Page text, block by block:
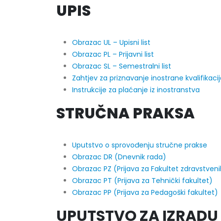
UPIS
Obrazac UL – Upisni list
Obrazac PL – Prijavni list
Obrazac SL – Semestralni list
Zahtjev za priznavanje inostrane
Instrukcije za plaćanje iz inostranstva
STRUČNA PRAKSA
Uputstvo o sprovođenju stručne prakse
Obrazac DR (Dnevnik rada)
Obrazac PZ (Prijava za Fakultet
Obrazac PT (Prijava za Tehnički fakultet)
Obrazac PP (Prijava za Pedagoški fakultet)
UPUTSTVO ZA
Obavještenje za javnost 30.07.2026.
Obavještenje za javnost 30.07.2026.
godine
30/07/2026
Prof. dr Srđan Marinković – rezultati
ispita
Prof. dr Azijada Beganlić – rezultati
ispita
29/07/2026
Prof. dr Esed Karić – rezultati ispita
Doc.
Prof.
17/07/